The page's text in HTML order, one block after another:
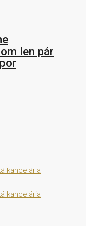
len pár
kancelária
kancelária